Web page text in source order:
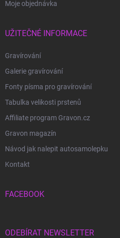
Moje objednávka
UŽITEČNÉ INFORMACE
Gravírování
Galerie gravírování
Fonty písma pro gravírování
Tabulka velikosti prstenů
Affiliate program Gravon.cz
Gravon magazín
Návod jak nalepit autosamolepku
Kontakt
FACEBOOK
ODEBÍRAT NEWSLETTER